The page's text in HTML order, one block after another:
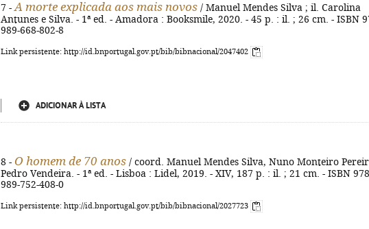
7 - A morte explicada aos mais novos / Manuel Mendes Silva ; il. Carolina
Antunes e Silva. - 1ª ed. - Amadora : Booksmile, 2020. - 45 p. : il. ; 26 cm. - ISBN
989-668-802-8
Link persistente: http://id.bnportugal.gov.pt/bib/bibnacional/2047402
ADICIONAR À LISTA
8 - O homem de 70 anos / coord. Manuel Mendes Silva, Nuno Monteiro
Pedro Vendeira. - 1ª ed. - Lisboa : Lidel, 2019. - XIV, 187 p. : il. ; 21 cm. - ISBN
989-752-408-0
Link persistente: http://id.bnportugal.gov.pt/bib/bibnacional/2027723